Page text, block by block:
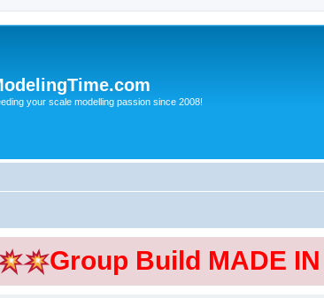
your scale modelling passion since 2008!
Group Build MADE